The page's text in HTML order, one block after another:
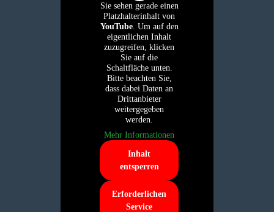
Sie sehen gerade einen
Platzhalterinhalt von
YouTube. Um auf den
eigentlichen Inhalt
zuzugreifen, klicken
Sie auf die
Schaltfläche unten.
Bitte beachten Sie,
dass dabei Daten an
Drittanbieter
weitergegeben
werden.
Mehr Informationen
Inhalt
entsperren
Erforderlichen
Service